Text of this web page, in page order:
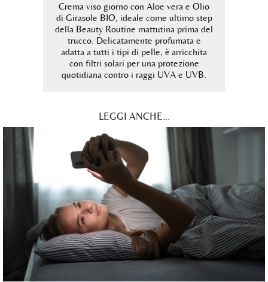
Crema viso giorno con Aloe vera e Olio
di Girasole BIO, ideale come ultimo step
della Beauty Routine mattutina prima del
trucco. Delicatamente profumata e
adatta a tutti i tipi di pelle, è arricchita
con filtri solari per una protezione
quotidiana contro i raggi UVA e UVB.
LEGGI ANCHE...